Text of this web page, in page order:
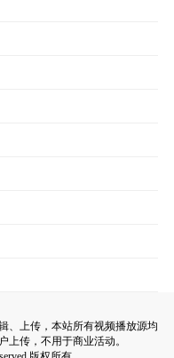
、上传，本站所有视频播放源均
上传，不用于商业活动。